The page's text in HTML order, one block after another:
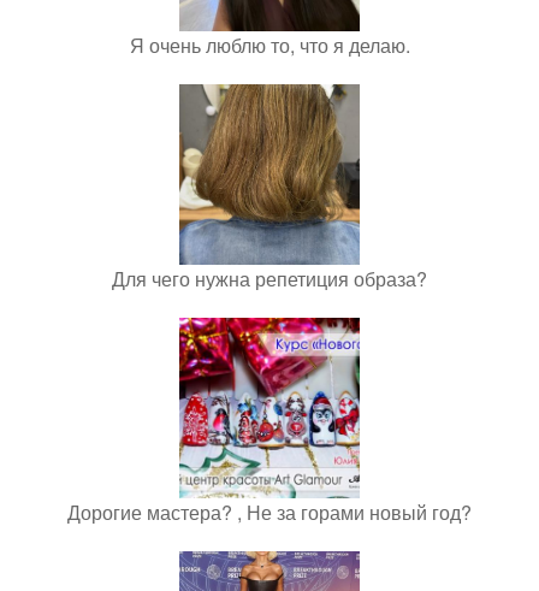
Я очень люблю то, что я делаю.
Для чего нужна репетиция образа?
Дорогие мастера? , Не за горами новый год?